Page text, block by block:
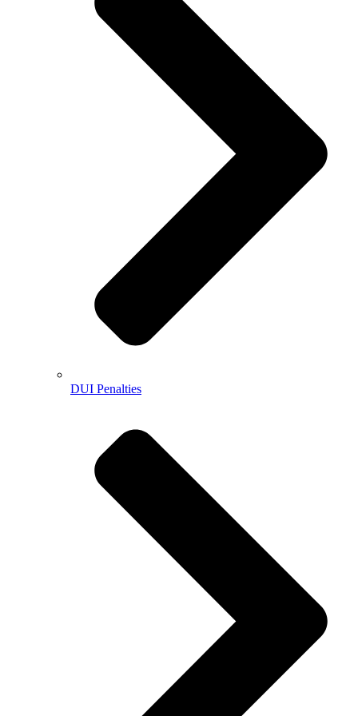
DUI Penalties